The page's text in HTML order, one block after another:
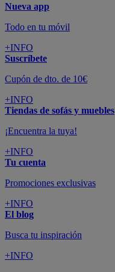
Nueva app
Todo en tu móvil
+INFO
Suscríbete
Cupón de dto. de 10€
+INFO
Tiendas de sofás y muebles
¡Encuentra la tuya!
+INFO
Tu cuenta
Promociones exclusivas
+INFO
El blog
Busca tu inspiración
+INFO